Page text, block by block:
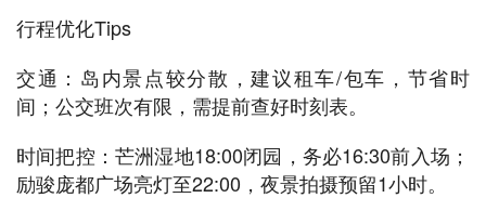
行程优化Tips
交通：岛内景点较分散，建议租车/包车，节省时
间；公交班次有限，需提前查好时刻表。
时间把控：芒洲湿地18:00闭园，务必16:30前入场；
励骏庞都广场亮灯至22:00，夜景拍摄预留1小时。